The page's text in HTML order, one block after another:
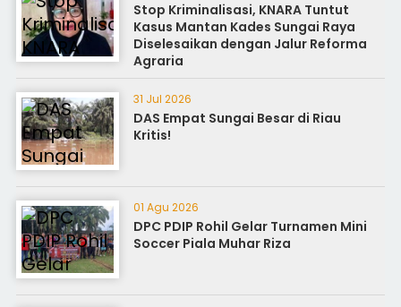
Stop Kriminalisasi, KNARA Tuntut
Kasus Mantan Kades Sungai Raya
Diselesaikan dengan Jalur Reforma
Agraria
31 Jul 2026
DAS Empat Sungai Besar di Riau
Kritis!
01 Agu 2026
DPC PDIP Rohil Gelar Turnamen Mini
Soccer Piala Muhar Riza